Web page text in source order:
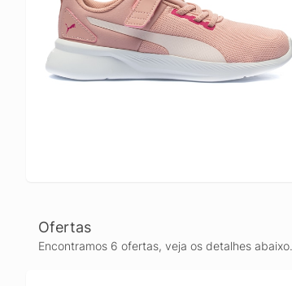
Ofertas
Encontramos 6 ofertas, veja os detalhes abaixo.